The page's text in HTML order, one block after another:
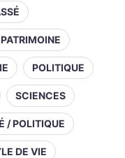
PATRIMOINE
POLITIQUE
SCIENCES
/ POLITIQUE
DE VIE